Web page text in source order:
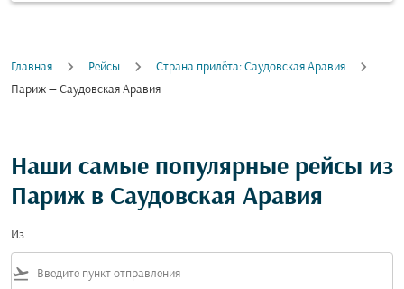
Главная Рейсы
Cтрана прилёта: Саудовская Аравия
Париж — Саудовская Аравия
Наши самые популярные рейсы из
Париж в Саудовская Аравия
Из
flight_takeoff